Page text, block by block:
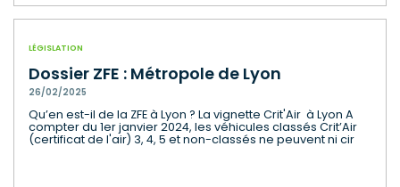
LÉGISLATION
Dossier ZFE : Métropole de Lyon
26/02/2025
Qu’en est-il de la ZFE à Lyon ? La vignette Crit'Air à Lyon A
compter du 1er janvier 2024, les véhicules classés Crit’Air
(certificat de l'air) 3, 4, 5 et non-classés ne peuvent ni cir